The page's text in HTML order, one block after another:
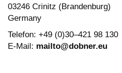
03246 Crinitz (Brandenburg)
Germany
Telefon: +49 (0)30–421 98 130
E-Mail: mailto@dobner.eu